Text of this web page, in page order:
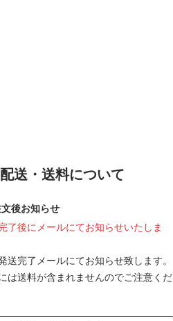
配送・送料について
後お知らせ
了後にメールにてお知らせいたしま
送完了メールにてお知らせ致します。
は送料が含まれませんのでご注意くだ